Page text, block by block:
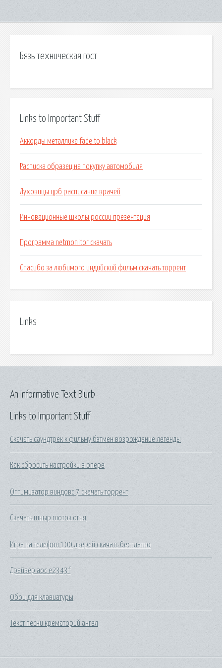
Бязь техническая гост
Links to Important Stuff
Аккорды металлика fade to black
Расписка образец на покупку автомобиля
Луховицы црб расписание врачей
Инновационные школы россии презентация
Программа netmonitor скачать
Спасибо за любимого индийский фильм скачать торрент
Links
Links to Important Stuff
Скачать саундтрек к фильму бэтмен возрождение легенды
Как сбросить настройки в опере
Оптимизатор виндовс 7 скачать торрент
Скачать шныр глоток огня
Игра на телефон 100 дверей скачать бесплатно
Драйвер aoc e2343f
Обои для клавиатуры
Текст песни крематорий ангел
An Informative Text Blurb